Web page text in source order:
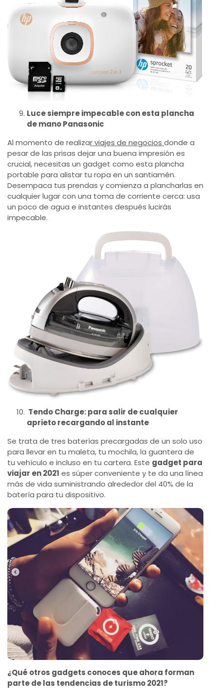
Luce siempre impecable con esta plancha
de mano Panasonic
Al momento de realizar viajes de negocios donde a
pesar de las prisas dejar una buena impresión es
crucial, necesitas un gadget como esta plancha
portable para alistar tu ropa en un santiamén.
Desempaca tus prendas y comienza a plancharlas en
cualquier lugar con una toma de corriente cerca: usa
un poco de agua e instantes después lucirás
impecable.
Tendo Charge: para salir de cualquier
aprieto recargando al instante
Se trata de tres baterías precargadas de un solo uso
para llevar en tu maleta, tu mochila, la guantera de
tu vehículo e incluso en tu cartera. Este gadget para
viajar en 2021 es súper conveniente y te da una línea
más de vida suministrando alrededor del 40% de la
batería para tu dispositivo.
¿Qué otros gadgets conoces que ahora forman
parte de las tendencias de turismo 2021?